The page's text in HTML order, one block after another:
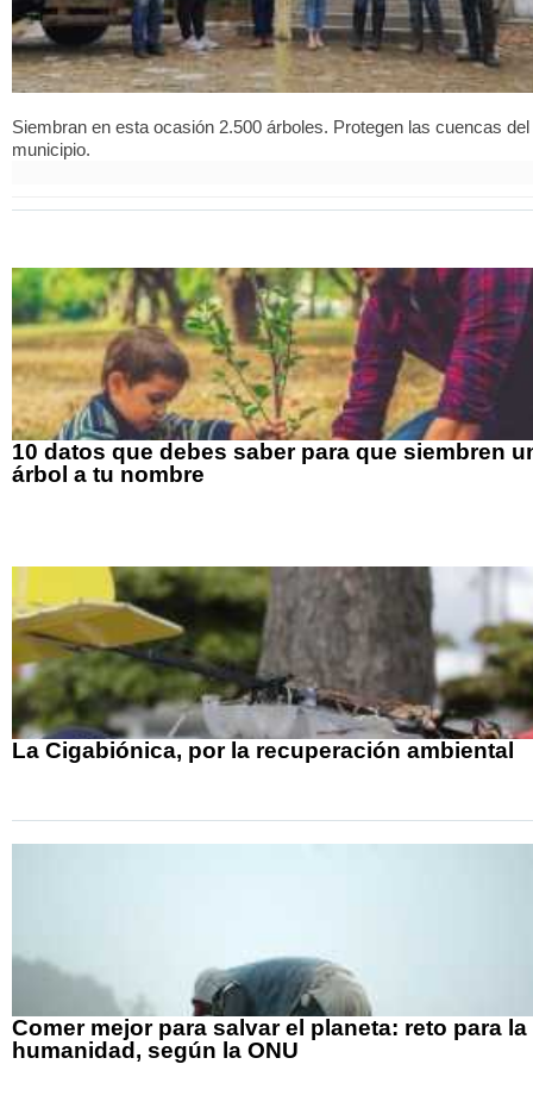
Siembran en esta ocasión 2.500 árboles. Protegen las cuencas del
municipio.
10 datos que debes saber para que siembren
árbol a tu nombre
La Cigabiónica, por la recuperación ambiental
Comer mejor para salvar el planeta: reto para la
humanidad, según la ONU